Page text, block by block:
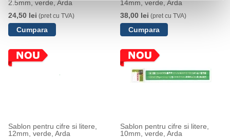
2.5mm, verde, Arda
24,50 lei (pret cu TVA)
14mm, verde, Arda
38,00 lei (pret cu TVA)
Sablon pentru cifre si litere,
12mm, verde, Arda
Sablon pentru cifre si litere,
10mm, verde, Arda